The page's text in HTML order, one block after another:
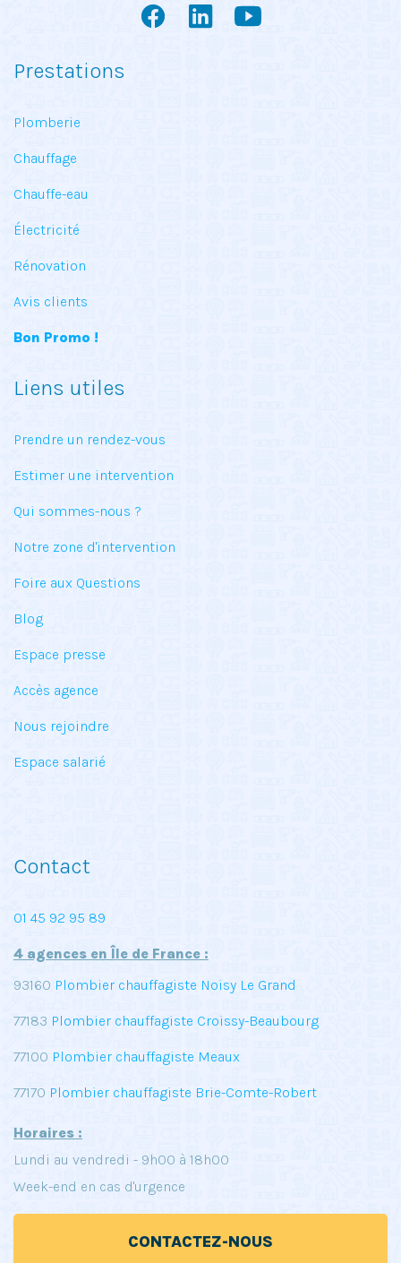
Prestations
Plomberie
Chauffage
Chauffe-eau
Électricité
Rénovation
Avis clients
Bon Promo !
Liens utiles
Prendre un rendez-vous
Estimer une intervention
Qui sommes-nous ?
Notre zone d'intervention
Foire aux Questions
Blog
Espace presse
Accès agence
Nous rejoindre
Espace salarié
Contact
01 45 92 95 89
4 agences en Île de France :
93160 Plombier chauffagiste Noisy Le Grand
77183 Plombier chauffagiste Croissy-Beaubourg
77100 Plombier chauffagiste Meaux
77170 Plombier chauffagiste Brie-Comte-Robert
Horaires :
Lundi au vendredi - 9h00 à 18h00
Week-end en cas d'urgence
CONTACTEZ-NOUS